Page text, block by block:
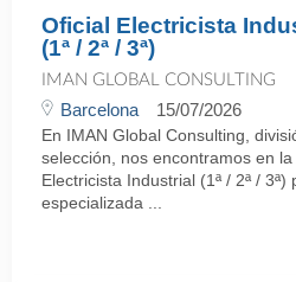
Oficial Electricista
(1ª / 2ª / 3ª)
IMAN GLOBAL CONSULTING
Barcelona 15/07/2026
En IMAN Global Consulting,
selección, nos encontramos en
Electricista Industrial (1ª / 2ª /
especializada ...